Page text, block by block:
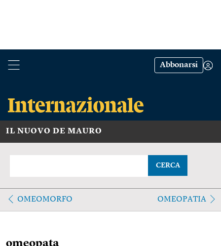
Abbonarsi
IL NUOVO DE MAURO
CERCA
OMEOMORFO OMEOPATIA
omeopata